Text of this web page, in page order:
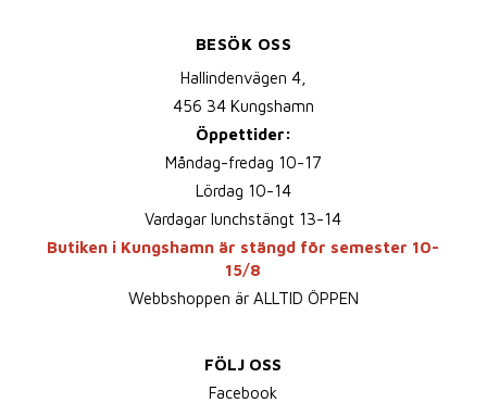
BESÖK OSS
Hallindenvägen 4,
456 34 Kungshamn
Öppettider:
Måndag-fredag 10-17
Lördag 10-14
Vardagar lunchstängt 13-14
Butiken i Kungshamn är stängd för semester 10-
15/8
Webbshoppen är ALLTID ÖPPEN
FÖLJ OSS
Facebook